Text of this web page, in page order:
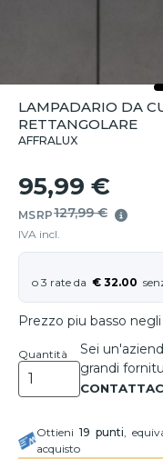
LAMPADARIO DA
RETTANGOLARE
AFFRALUX
95,99 €
MSRP127,99 €
IVA incl.
€ 32.00
Prezzo piu basso
Quantità
Sei
grandi
Ottieni19 punti,
acquisto